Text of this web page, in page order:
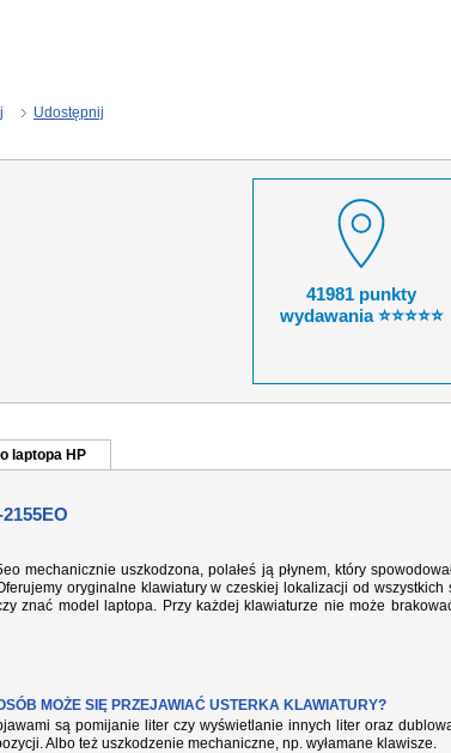
Udostępnij
41981 punkty
wydawania ⭐⭐⭐⭐⭐
laptopa HP
mechanicznie uszkodzona, polałeś ją płynem, który
oryginalne klawiatury w czeskiej lokalizacji od
znać model laptopa. Przy każdej klawiaturze nie może
MOŻE SIĘ PRZEJAWIAĆ USTERKA KLAWIATURY?
są pomijanie liter czy wyświetlanie innych liter oraz
Albo też uszkodzenie mechaniczne, np. wyłamane klawisze.